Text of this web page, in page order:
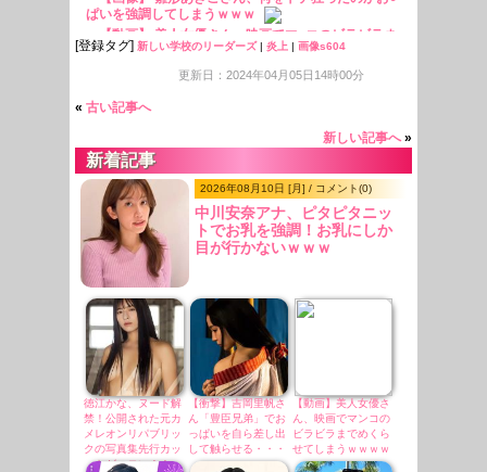
[登録タグ] 新しい学校のリーダーズ| 炎上 | 画像s604
更新日：2024年04月05日14時00分
« 古い記事へ
新しい記事へ»
新着記事
2026年08月10日 [月] / コメント(0)
中川安奈アナ、ピタピタニッ
トでお乳を強調！お乳にしか
目が行かないｗｗｗ
徳江かな、ヌード解
禁！公開された元カ
メレオンリパブリッ
クの写真集先行カッ
トがエロい！！
【衝撃】吉岡里帆さ
ん「豊臣兄弟」でお
っぱいを自ら差し出
して触らせる・・・
【動画】美人女優さ
ん、映画でマンコの
ビラビラまでめくら
せてしまうｗｗｗｗ
ｗｗ